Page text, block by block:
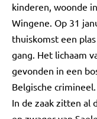
kinderen, woonde
Wingene. Op 31
thuiskomst een
gang. Het lichaam
gevonden in een
Belgische crimineel.
In de zaak zitten al